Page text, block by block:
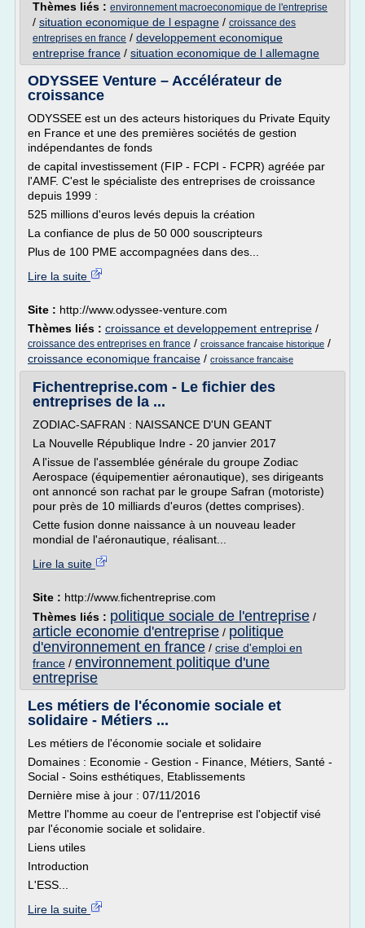
Thèmes liés : environnement macroeconomique de l'entreprise
/ situation economique de l espagne / croissance des
entreprises en france / developpement economique
entreprise france / situation economique de l allemagne
ODYSSEE Venture – Accélérateur de
croissance
ODYSSEE est un des acteurs historiques du Private Equity
en France et une des premières sociétés de gestion
indépendantes de fonds
de capital investissement (FIP - FCPI - FCPR) agréée par
l'AMF. C'est le spécialiste des entreprises de croissance
depuis 1999 :
525 millions d'euros levés depuis la création
La confiance de plus de 50 000 souscripteurs
Plus de 100 PME accompagnées dans des...
Lire la suite
Site : http://www.odyssee-venture.com
Thèmes liés : croissance et developpement entreprise /
croissance des entreprises en france / croissance francaise historique /
croissance economique francaise / croissance francaise
Fichentreprise.com - Le fichier des
entreprises de la ...
ZODIAC-SAFRAN : NAISSANCE D'UN GEANT
La Nouvelle République Indre - 20 janvier 2017
A l'issue de l'assemblée générale du groupe Zodiac
Aerospace (équipementier aéronautique), ses dirigeants
ont annoncé son rachat par le groupe Safran (motoriste)
pour près de 10 milliards d'euros (dettes comprises).
Cette fusion donne naissance à un nouveau leader
mondial de l'aéronautique, réalisant...
Lire la suite
Site : http://www.fichentreprise.com
Thèmes liés : politique sociale de l'entreprise /
article economie d'entreprise / politique
d'environnement en france / crise d'emploi en
france / environnement politique d'une
entreprise
Les métiers de l'économie sociale et
solidaire - Métiers ...
Les métiers de l'économie sociale et solidaire
Domaines : Economie - Gestion - Finance, Métiers, Santé -
Social - Soins esthétiques, Etablissements
Dernière mise à jour : 07/11/2016
Mettre l'homme au coeur de l'entreprise est l'objectif visé
par l'économie sociale et solidaire.
Liens utiles
Introduction
L'ESS...
Lire la suite